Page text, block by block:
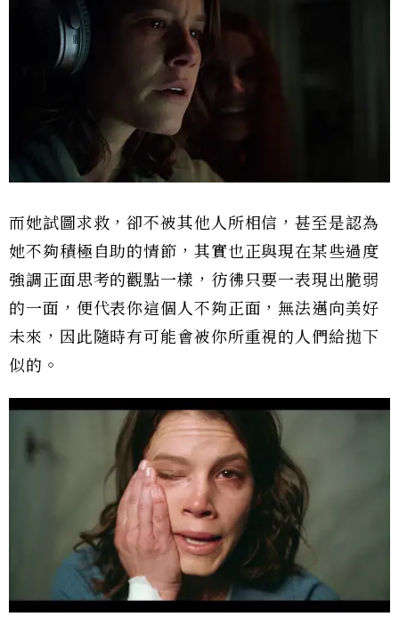
而她試圖求救，卻不被其他人所相信，甚至是認為
她不夠積極自助的情節，其實也正與現在某些過度
強調正面思考的觀點一樣，彷彿只要一表現出脆弱
的一面，便代表你這個人不夠正面，無法邁向美好
未來，因此隨時有可能會被你所重視的人們給拋下
似的。